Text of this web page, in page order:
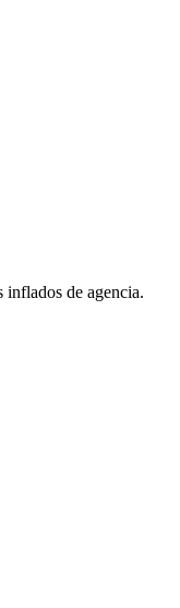
inflados de agencia.